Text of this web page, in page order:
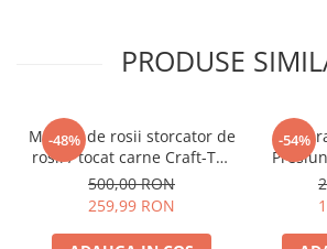
Model: 4QJD2-80/16-2.2
Bobinaj: Cupru
Turbine: 16
Viteza maxima (rpm): 2860
PRODUSE
-48%
Masina de rosii storcator de
rosii / tocat carne Craft-Tec
Neagra 3800W, Accesorii
rosii, carnati, chiftele, 3
cupru
500,00 RON
259,99 RON
-54%
48V,
bari,